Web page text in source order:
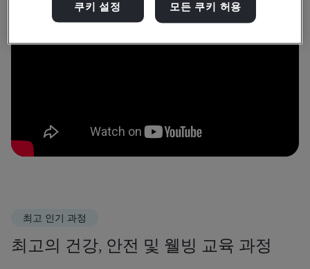
최고 인기 과정
최고의 건강, 안전 및 웰빙 교육 과정
쿠키 설정 모든 쿠키 허용